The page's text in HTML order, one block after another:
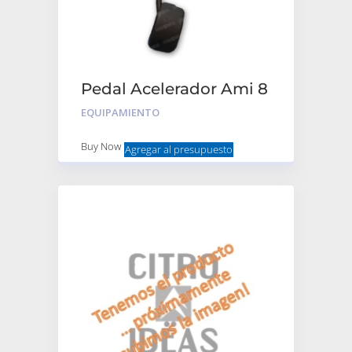
Pedal Acelerador Ami 8
Original
EQUIPAMIENTO
Buy Now Agregar al presupuesto